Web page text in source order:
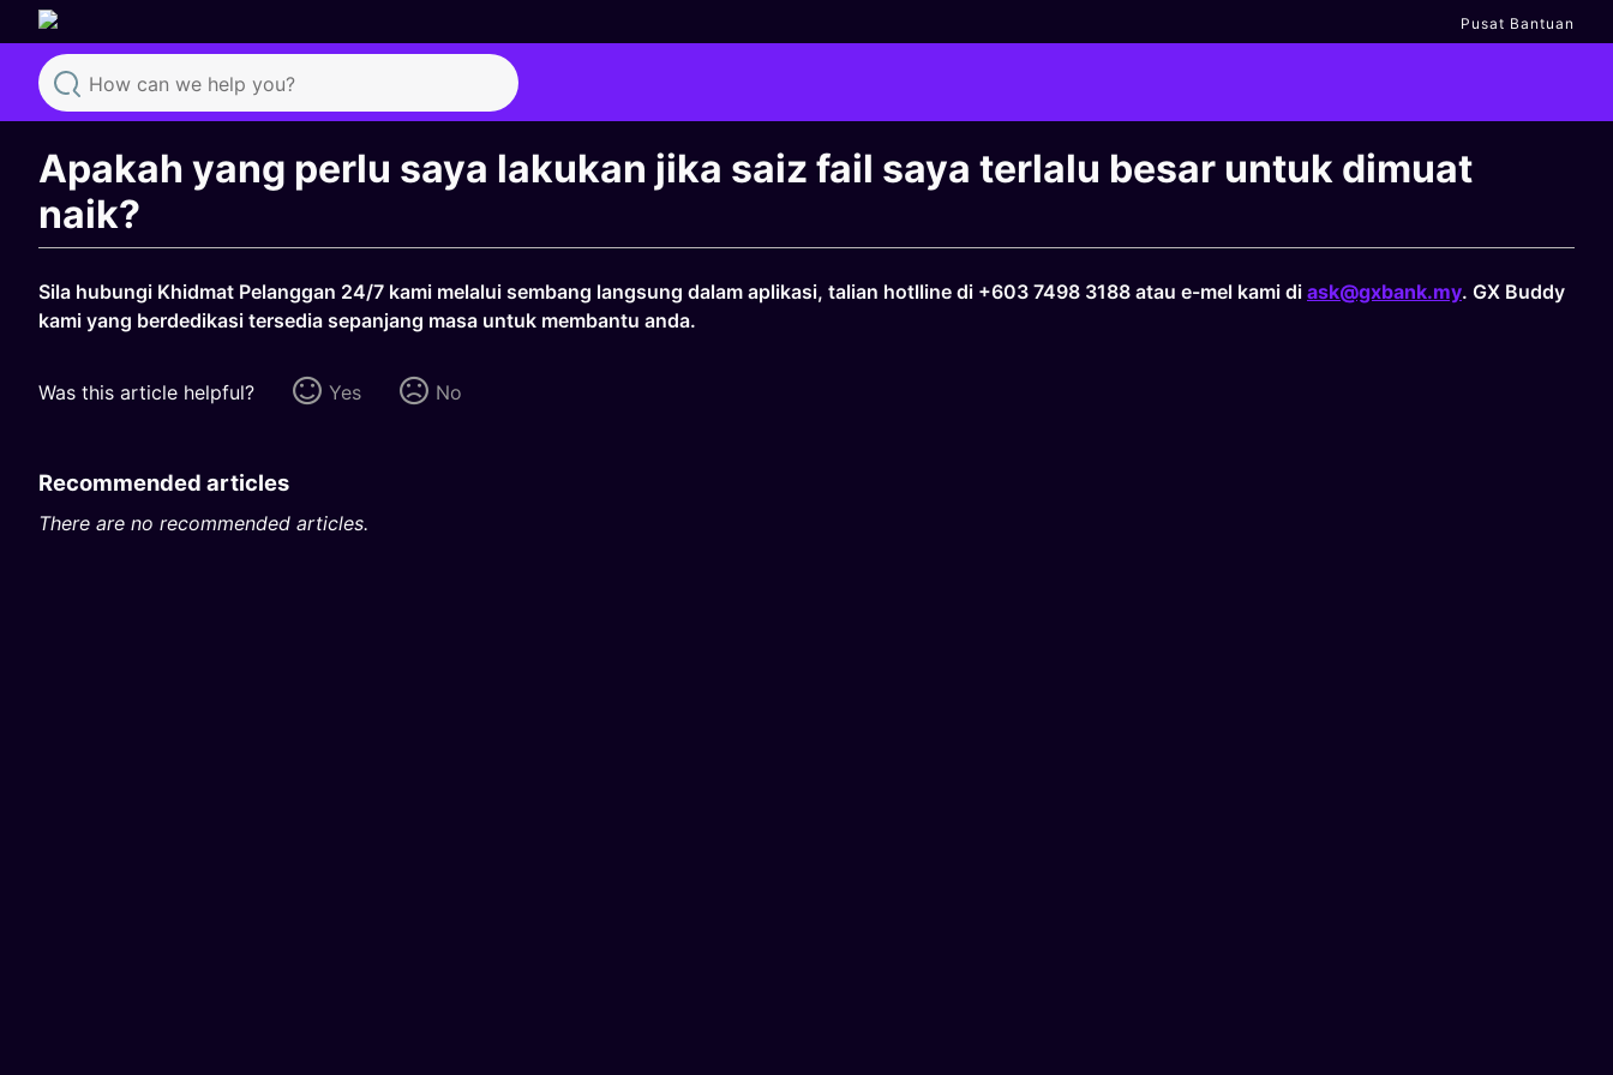
Pusat Bantuan
Search
Apakah yang perlu saya lakukan jika saiz fail saya terlalu besar untuk dimuat
naik?
Sila hubungi Khidmat Pelanggan 24/7 kami melalui sembang langsung dalam aplikasi, talian hotlline di +603 7498 3188 atau e-mel kami di ask@gxbank.my. GX Buddy
kami yang berdedikasi tersedia sepanjang masa untuk membantu anda.
Was this article helpful? Yes No
Recommended articles
There are no recommended articles.